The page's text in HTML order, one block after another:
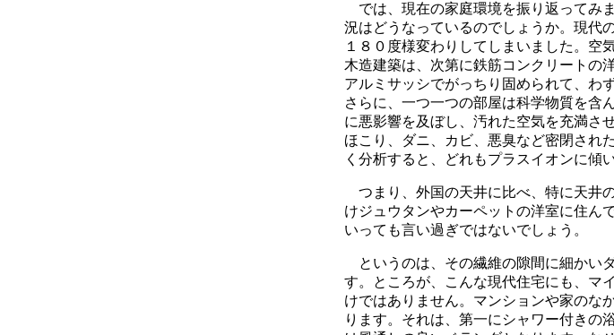
では、現在の家庭環境を振り返ってみ
況はどうなっているのでしょうか。現代
１８０度様変わりしてしまいました。空
木造建築は、次第に鉄筋コンクリートの
アルミサッシでがっちり固められて、わ
さらに、一つ一つの部屋は科学物質を含
に悪影響を及ぼし、汚れた空気を充満さ
ほこり、ダニ、カビ、悪臭など密閉され
く分析すると、どれもプラスイオンに傾
つまり、外国の天井に比べ、特に天井
けジュウタンやカーペットの洋室に住ん
いっても言い過ぎではないでしょう。
というのは、その繊維の隙間に細かい
す。ところが、こんな現代住宅にも、マ
けではありません。マンションや家のな
ります。それは、第一にシャワー付きの